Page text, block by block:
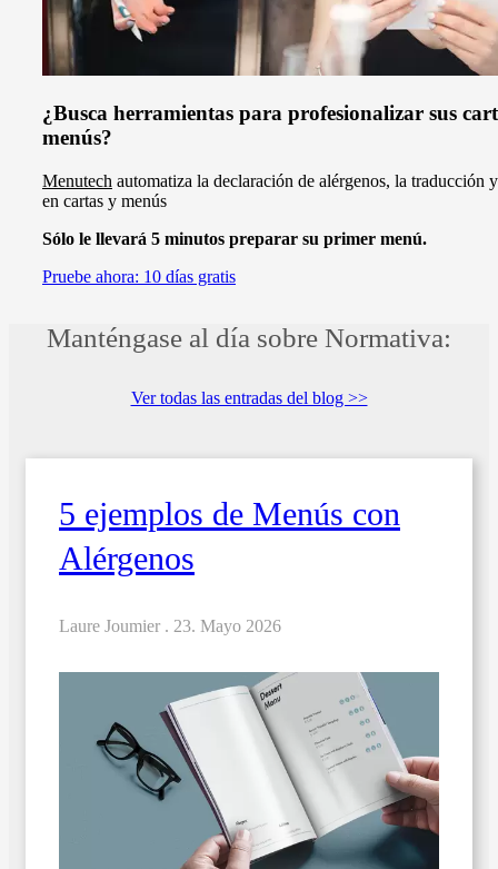
¿Busca herramientas para profesionalizar sus
menús?
Menutech automatiza la declaración de alérgenos, la traducción
en cartas y menús
Sólo le llevará 5 minutos preparar su primer menú.
Pruebe ahora: 10 días gratis
Manténgase al día sobre Normativa:
Ver todas las entradas del blog >>
5 ejemplos de Menús con
Alérgenos
Laure Joumier . 23. Mayo 2026